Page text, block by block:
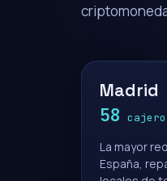
Madrid
58
La mayor
España,